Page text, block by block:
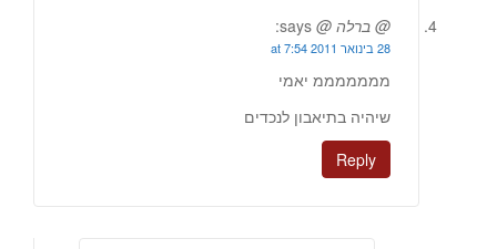
@ ברלה @ says:
28 בינואר 2011 at 7:54
מממממממ יאמי
שיהיה בתיאבון לנכדים
Reply